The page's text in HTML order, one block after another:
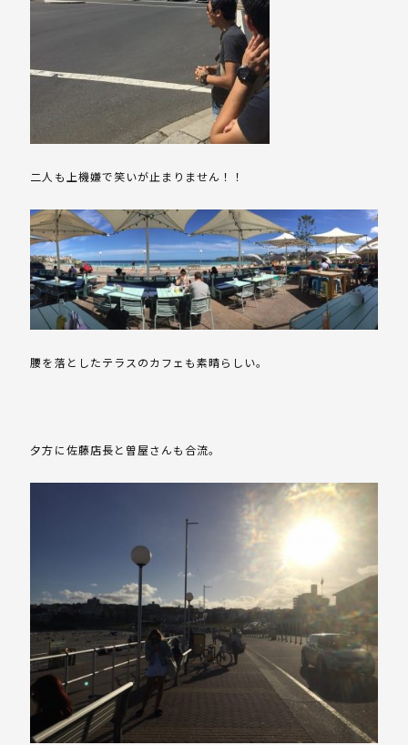
二人も上機嫌で笑いが止まりません！！
腰を落としたテラスのカフェも素晴らしい。
夕方に佐藤店長と曽屋さんも合流。